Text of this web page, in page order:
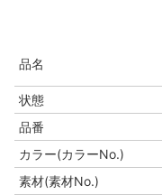
品名
状態
品番
カラー(カラーNo.)
素材(素材No.)